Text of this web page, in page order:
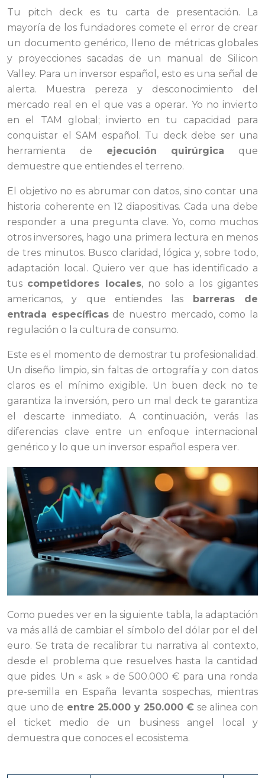
Tu pitch deck es tu carta de presentación. La
mayoría de los fundadores comete el error de crear
un documento genérico, lleno de métricas globales
y proyecciones sacadas de un manual de Silicon
Valley. Para un inversor español, esto es una señal de
alerta. Muestra pereza y desconocimiento del
mercado real en el que vas a operar. Yo no invierto
en el TAM global; invierto en tu capacidad para
conquistar el SAM español. Tu deck debe ser una
herramienta de ejecución quirúrgica que
demuestre que entiendes el terreno.
El objetivo no es abrumar con datos, sino contar una
historia coherente en 12 diapositivas. Cada una debe
responder a una pregunta clave. Yo, como muchos
otros inversores, hago una primera lectura en menos
de tres minutos. Busco claridad, lógica y, sobre todo,
adaptación local. Quiero ver que has identificado a
tus competidores locales, no solo a los gigantes
americanos, y que entiendes las barreras de
entrada específicasde nuestro mercado, como la
regulación o la cultura de consumo.
Este es el momento de demostrar tu profesionalidad.
Un diseño limpio, sin faltas de ortografía y con datos
claros es el mínimo exigible. Un buen deck no te
garantiza la inversión, pero un mal deck te garantiza
el descarte inmediato. A continuación, verás las
diferencias clave entre un enfoque internacional
genérico y lo que un inversor español espera ver.
Como puedes ver en la siguiente tabla, la adaptación
va más allá de cambiar el símbolo del dólar por el del
euro. Se trata de recalibrar tu narrativa al contexto,
desde el problema que resuelves hasta la cantidad
que pides. Un « ask » de 500.000 € para una ronda
pre-semilla en España levanta sospechas, mientras
que uno de entre 25.000 y 250.000 € se alinea con
el ticket medio de un business angel local y
demuestra que conoces el ecosistema.